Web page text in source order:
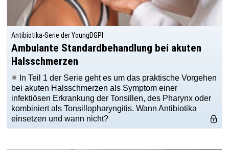
Antibiotika-Serie der YoungDGPI
Ambulante Standardbehandlung bei akuten
Halsschmerzen
In Teil 1 der Serie geht es um das praktische Vorgehen
bei akuten Halsschmerzen als Symptom einer
infektiösen Erkrankung der Tonsillen, des Pharynx oder
kombiniert als Tonsillopharyngitis. Wann Antibiotika
einsetzen und wann nicht?